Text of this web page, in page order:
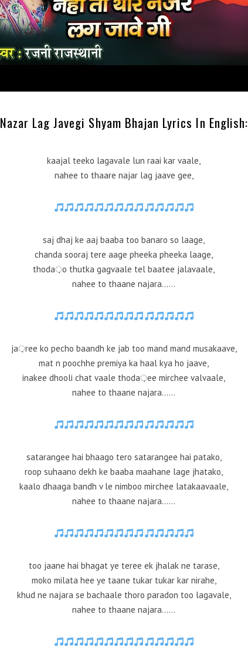
Nazar Lag Javegi Shyam Bhajan Lyrics In English:
kaajal teeko lagavale lun raai kar vaale,
nahee to thaare najar lag jaave gee,
saj dhaj ke aaj baaba too banaro so laage,
chanda sooraj tere aage pheeka pheeka laage,
thoda़o thutka gagvaale tel baatee jalavaale,
nahee to thaane najara……
ja़ree ko pecho baandh ke jab too mand mand musakaave,
mat n poochhe premiya ka haal kya ho jaave,
inakee dhooli chat vaale thoda़ee mirchee valvaale,
nahee to thaane najara……
satarangee hai bhaago tero satarangee hai patako,
roop suhaano dekh ke baaba maahane lage jhatako,
kaalo dhaaga bandh v le nimboo mirchee latakaavaale,
nahee to thaane najara……
too jaane hai bhagat ye teree ek jhalak ne tarase,
moko milata hee ye taane tukar tukar kar nirahe,
khud ne najara se bachaale thoro paradon too lagavale,
nahee to thaane najara……